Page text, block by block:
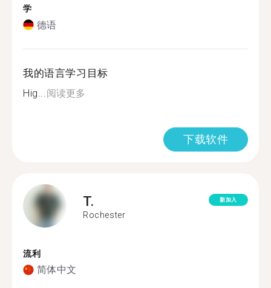
学
德语
我的语言学习目标
Hig... 阅读更多
下载软件
T.
Rochester
新加入
流利
简体中文